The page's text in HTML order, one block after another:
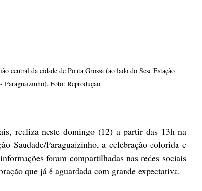
central da cidade de Ponta Grossa (ao lado do Sesc Estação
Paraguaizinho). Foto: Reprodução
realiza neste domingo (12) a partir das 13h na
Saudade/Paraguaizinho, a celebração colorida e
foram compartilhadas nas redes sociais
que já é aguardada com grande expectativa.